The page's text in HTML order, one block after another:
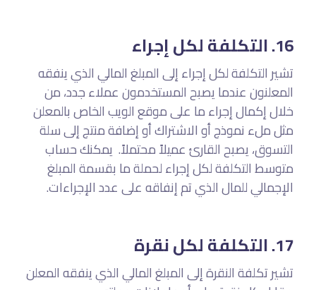
16. التكلفة لكل إجراء
تشير التكلفة لكل إجراء إلى المبلغ المالي الذي ينفقه
المعلنون عندما يصبح المستخدمون عملاء جدد، من
خلال إكمال إجراء ما على موقع الويب الخاص بالمعلن
مثل ملء نموذج أو الاشتراك أو إضافة منتج إلى سلة
التسوق، يصبح القارئ عميلاً محتملاً. يمكنك حساب
متوسط التكلفة لكل إجراء لحملة ما بقسمة المبلغ
الإجمالي للمال الذي تم إنفاقه على عدد الإجراءات.
17. التكلفة لكل نقرة
تشير تكلفة النقرة إلى المبلغ المالي الذي ينفقه المعلن